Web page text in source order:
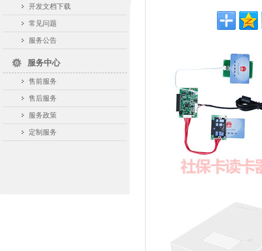
开发文档下载
常见问题
服务公告
服务中心
售前服务
售后服务
服务政策
定制服务